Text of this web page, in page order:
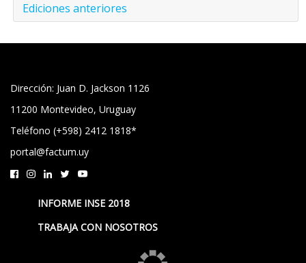
Ediciones anteriores
Dirección: Juan D. Jackson 1126
11200 Montevideo, Uruguay
Teléfono (+598) 2412 1818*
portal@factum.uy
INFORME INSE 2018
TRABAJA CON NOSOTROS